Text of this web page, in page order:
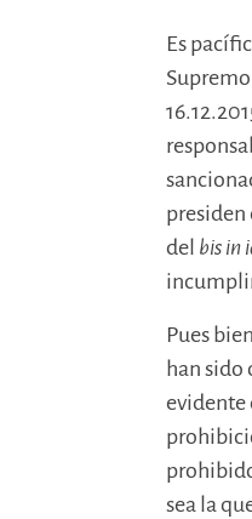
Es
Supremo
presiden
del bis in
Pues
han sido
evidente
sea la